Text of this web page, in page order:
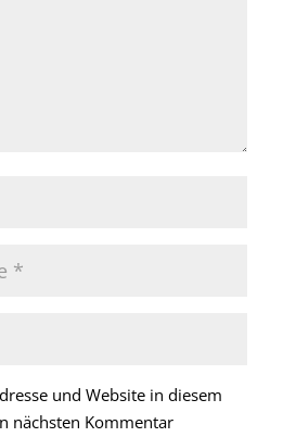
und Website in diesem
nächsten Kommentar